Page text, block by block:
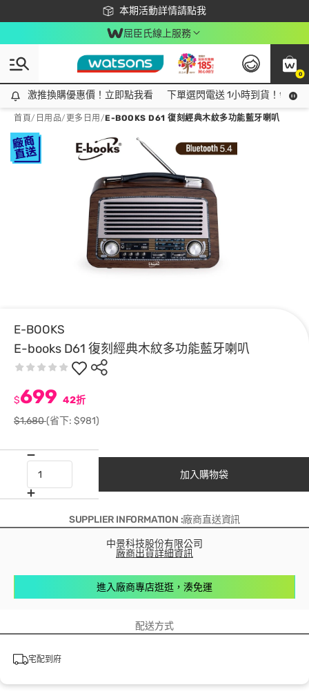
本期活動詳情請點我
下載app最高回饋$350
屈臣氏線上服務
0
激推換購優惠價！立即點我看
激推換購優惠價！立即點我看 下單選閃電送 1小時到貨！領神
首頁/ 日用品/ 更多日用 /E-BOOKS D61 復刻經典木紋多功能藍牙喇叭
E-BOOKS
E-books D61 復刻經典木紋多功能藍牙喇叭
$699 42折
$1,680(省下: $981)
加入購物袋
SUPPLIER INFORMATION :廠商直送資訊
中景科技股份有限公司
廠商出貨詳細資訊
進入廠商專店逛逛，湊免運
配送方式
宅配到府